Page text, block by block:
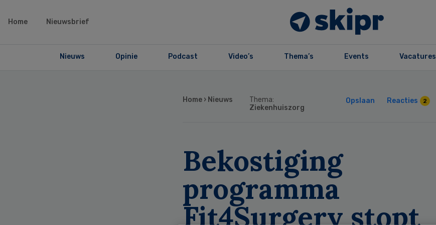
Home Nieuwsbrief
Nieuws Opinie Podcast Video’s Thema’s Events Vacatures
Home › Nieuws
Thema:
Ziekenhuiszorg
Opslaan Reacties 2
Bekostiging
programma
Fit4Surgery stopt